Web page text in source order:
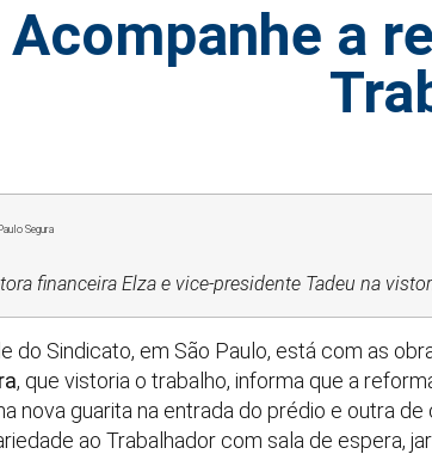
Acompanhe a
Segura
financeira Elza e vice-presidente Tadeu na
do Sindicato, em São Paulo, está com as
, que vistoria o trabalho, informa que a
nova guarita na entrada do prédio e outra
ao Trabalhador com sala de espera,